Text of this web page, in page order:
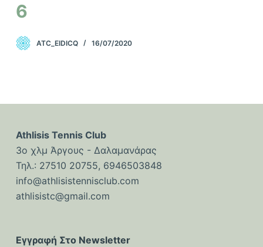
σ
ο
ι
χ
ό
μ
ε
ν
6
ATC_EIDICQ 16/07/2020
Athlisis Tennis Club
3ο χλμ Άργους - Δαλαμανάρας
Τηλ.: 27510 20755, 6946503848
info@athlisistennisclub.com
athlisistc@gmail.com
Εγγραφή Στο Newsletter